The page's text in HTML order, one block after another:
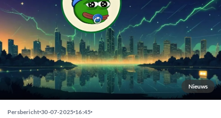
Nieuws
Persbericht 30-07-2025 16:45